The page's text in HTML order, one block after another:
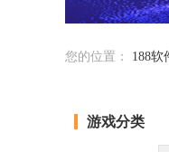
您的位置： 188软
游戏分类